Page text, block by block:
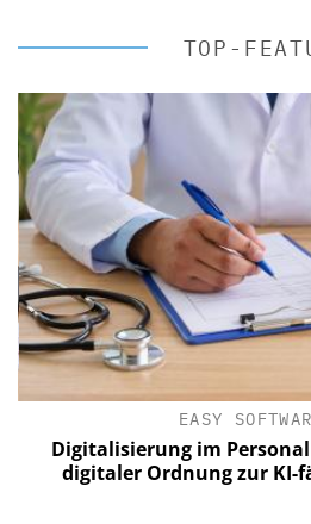
TOP-
EASY
Digitalisierung im
digitaler Ordnung zur KI-